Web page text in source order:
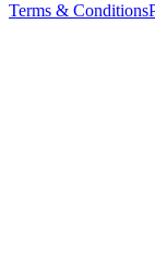
Terms & Conditions